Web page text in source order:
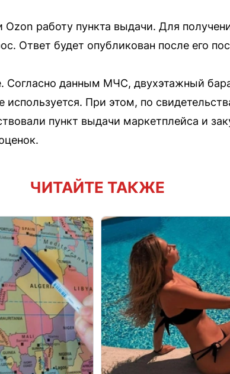
работу пункта выдачи. Для
Ответ будет опубликован после его
Согласно данным МЧС, двухэтажный
используется. При этом, по
пункт выдачи маркетплейса и
ЧИТАЙТЕ ТАКЖЕ